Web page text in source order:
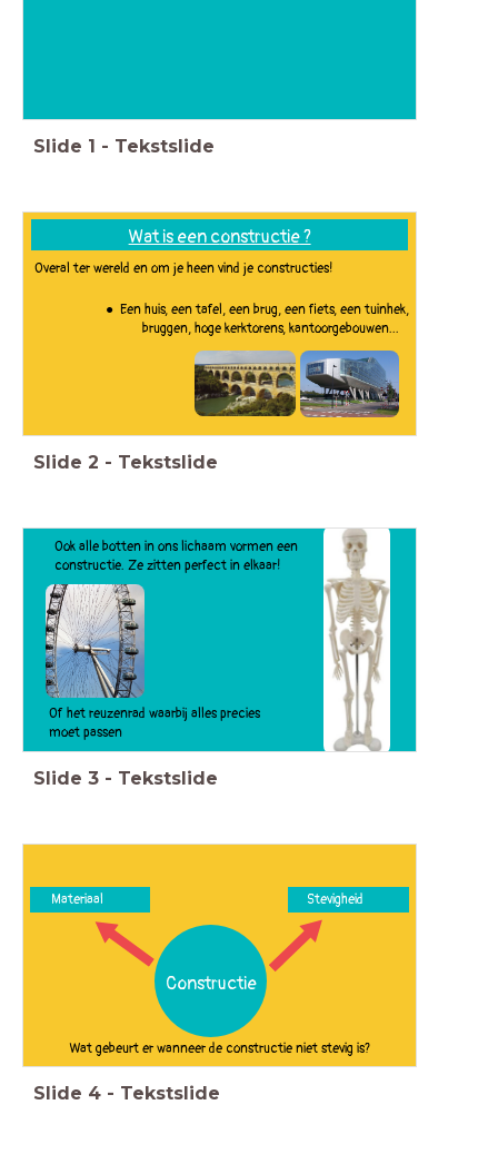
Slide 1 - Tekstslide
Wat is een constructie?
Overal ter wereld en om je heen vind je constructies!
Een huis, een tafel, een brug, een fiets, een tuinhek,
bruggen, hoge kerktorens, kantoorgebouwen...
Slide 2 - Tekstslide
Ook alle botten in ons lichaam vormen een
constructie. Ze zitten perfect in elkaar!
Of het reuzenrad waarbij alles precies
moet passen
Slide 3 - Tekstslide
Constructie
Materiaal Stevigheid
Wat gebeurt er wanneer de constructie niet stevig is?
Slide 4 - Tekstslide